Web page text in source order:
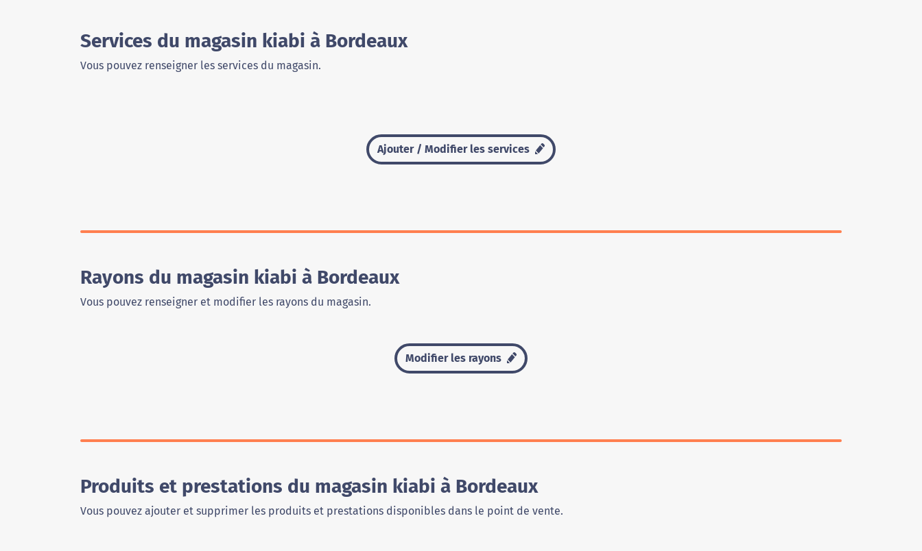
Services du magasin kiabi à Bordeaux
Vous pouvez renseigner les services du magasin.
Ajouter / Modifier les services
Rayons du magasin kiabi à Bordeaux
Vous pouvez renseigner et modifier les rayons du magasin.
Modifier les rayons
Produits et prestations du magasin kiabi à Bordeaux
Vous pouvez ajouter et supprimer les produits et prestations disponibles dans le point de vente.